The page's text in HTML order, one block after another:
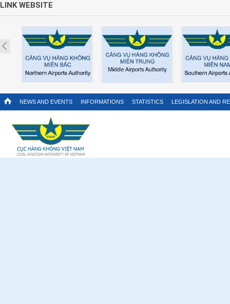
LINK WEBSITE
Prev
NEWS AND EVENTS INFORMATIONS STATISTICS LEGISLATION AND